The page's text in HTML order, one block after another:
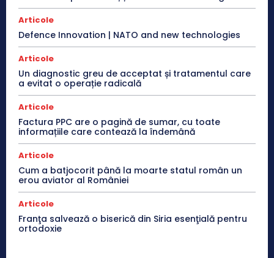
Articole
Defence Innovation | NATO and new technologies
Articole
Un diagnostic greu de acceptat și tratamentul care
a evitat o operație radicală
Articole
Factura PPC are o pagină de sumar, cu toate
informațiile care contează la îndemână
Articole
Cum a batjocorit până la moarte statul român un
erou aviator al României
Articole
Franţa salvează o biserică din Siria esenţială pentru
ortodoxie